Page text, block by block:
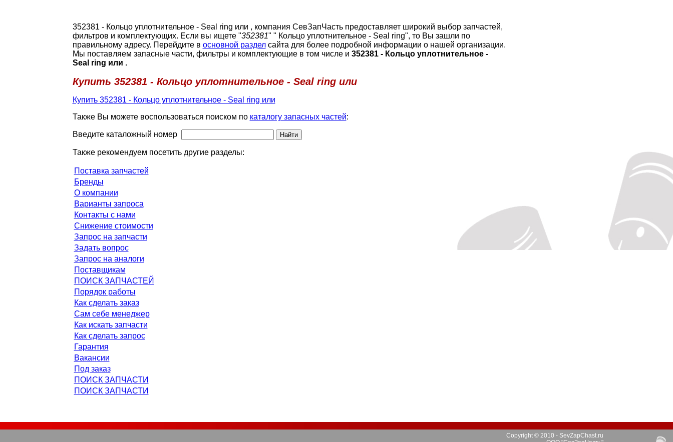
352381 - Кольцо уплотнительное - Seal ring или , компания СевЗапЧасть предоставляет широкий выбор запчастей,
фильтров и комплектующих. Если вы ищете "352381" " Кольцо уплотнительное - Seal ring", то Вы зашли по
правильному адресу. Перейдите в основной разделсайта для более подробной информации о нашей организации.
Мы поставляем запасные части, фильтры и комплектующие в том числе и 352381 - Кольцо уплотнительное -
Seal ring или .
Купить 352381 - Кольцо уплотнительное - Seal ring или
Купить 352381 - Кольцо уплотнительное - Seal ring или
Также Вы можете воспользоваться поиском по каталогу запасных частей:
Введите каталожный номер
Также рекомендуем посетить другие разделы:
Поставка запчастей
Бренды
О компании
Варианты запроса
Контакты с нами
Снижение стоимости
Запрос на запчасти
Задать вопрос
Запрос на аналоги
Поставщикам
ПОИСК ЗАПЧАСТЕЙ
Порядок работы
Как сделать заказ
Сам себе менеджер
Как искать запчасти
Как сделать запрос
Гарантия
Вакансии
Под заказ
ПОИСК ЗАПЧАСТИ
ПОИСК ЗАПЧАСТИ
Copyright © 2010 - SevZapChast.ru